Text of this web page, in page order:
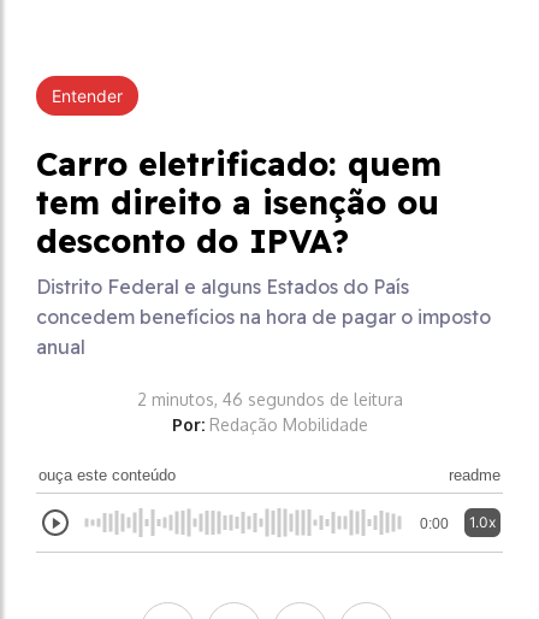
Entender
Carro eletrificado: quem
tem direito a isenção ou
desconto do IPVA?
Distrito Federal e alguns Estados do País
concedem benefícios na hora de pagar o imposto
anual
2 minutos, 46 segundos de leitura
Por: Redação Mobilidade
ouça este conteúdo readme
0:00 1.0x